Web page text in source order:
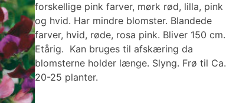
forskellige pink farver, mørk rød, lilla, pink
og hvid. Har mindre blomster. Blandede
farver, hvid, røde, rosa pink. Bliver 150 cm.
Etårig. Kan bruges til afskæring da
blomsterne holder længe. Slyng. Frø til Ca.
20-25 planter.